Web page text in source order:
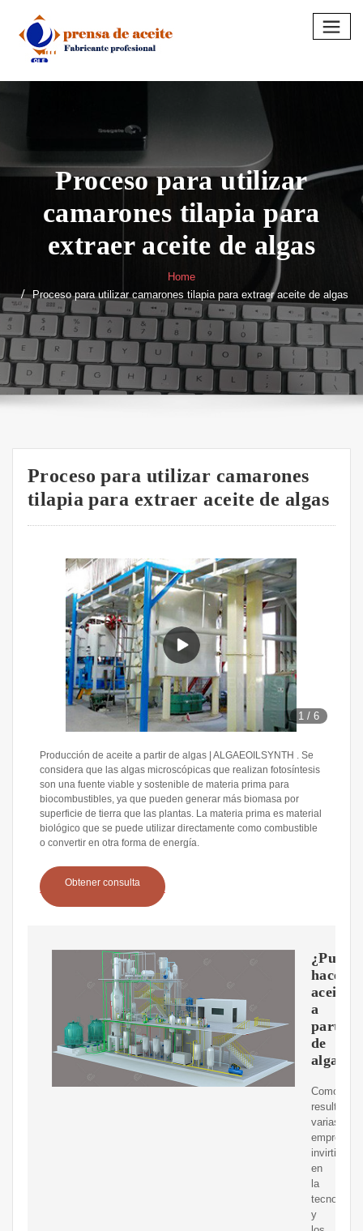
content
Proceso para utilizar
camarones tilapia para
extraer aceite de algas
Home
Proceso para utilizar camarones tilapia para extraer aceite de algas
Proceso para utilizar camarones
tilapia para extraer aceite de algas
1 /6
Producción de aceite a partir de algas | ALGAEOILSYNTH . Se
considera que las algas microscópicas que realizan fotosíntesis
son una fuente viable y sostenible de materia prima para
biocombustibles, ya que pueden generar más biomasa por
superficie de tierra que las plantas. La materia prima es material
biológico que se puede utilizar directamente como combustible
o convertir en otra forma de energía.
Obtener consulta
hacer
aceite
a
partir
de
algas?
Como
resultado,
varias
empresas
invirtieron
en
la
tecnología
y